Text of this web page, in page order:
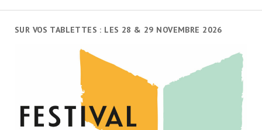
SUR VOS TABLETTES : LES 28 & 29 NOVEMBRE 2026